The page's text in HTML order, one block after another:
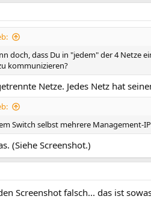
doch, dass Du in "jedem" der 4 Netze
kommunizieren?
Netze. Jedes Netz hat
Switch selbst mehrere Management-
(Siehe Screenshot.)
Screenshot falsch... das ist